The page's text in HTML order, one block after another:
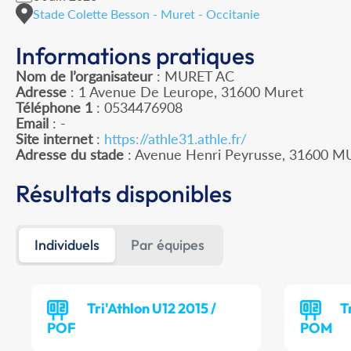
Stade Colette Besson - Muret - Occitanie
Informations pratiques
Nom de l’organisateur : MURET AC
Adresse : 1 Avenue De Leurope, 31600 Muret
Téléphone 1 : 0534476908
Email : -
Site internet: https://athle31.athle.fr/
Adresse du stade : Avenue Henri Peyrusse, 31600
Résultats disponibles
Individuels Par équipes
Tri'Athlon U12 2015 /
POF
POM